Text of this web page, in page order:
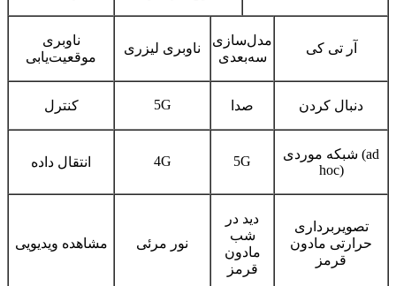
ناوبری
موقعیت‌یابی
ناوبری لیزری
مدل‌سازی
سه‌بعدی
آر تی کی
کنترل 5G صدا دنبال کردن
انتقال داده 4G 5G
شبکه موردی (ad
hoc)
مشاهده ویدیویی نور مرئی
دید در
شب
مادون
قرمز
تصویربرداری
حرارتی مادون
قرمز